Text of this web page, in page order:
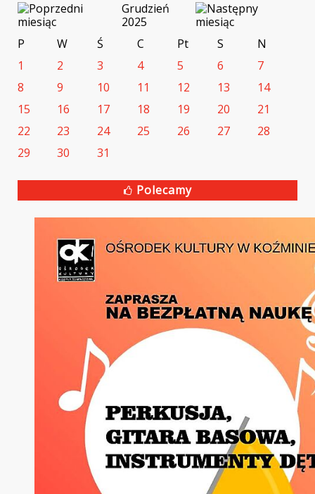
Grudzień
2025
P
W Ś C Pt S
N
1
2 3 4 5 6
7
8
9 10 11 12 13
14
15
16 17 18 19 20
21
22
23 24 25 26 27
28
29
30 31
Polecamy